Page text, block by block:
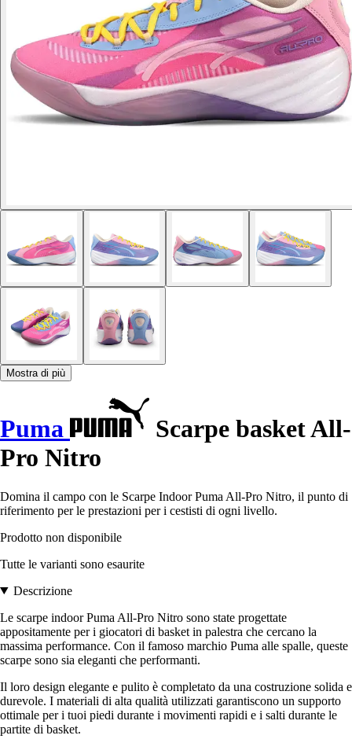
Mostra di più
Puma
Scarpe basket All-
Pro Nitro
Domina il campo con le Scarpe Indoor Puma All-Pro Nitro, il punto di
riferimento per le prestazioni per i cestisti di ogni livello.
Prodotto non disponibile
Tutte le varianti sono esaurite
Descrizione
Le scarpe indoor Puma All-Pro Nitro sono state progettate
appositamente per i giocatori di basket in palestra che cercano la
massima performance. Con il famoso marchio Puma alle spalle, queste
scarpe sono sia eleganti che performanti.
Il loro design elegante e pulito è completato da una costruzione solida e
durevole. I materiali di alta qualità utilizzati garantiscono un supporto
ottimale per i tuoi piedi durante i movimenti rapidi e i salti durante le
partite di basket.